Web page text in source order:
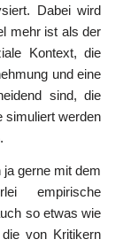
Dabei wird
mehr ist als der
Kontext, die
und eine
sind, die
simuliert werden
gerne mit dem
empirische
so etwas wie
von Kritikern